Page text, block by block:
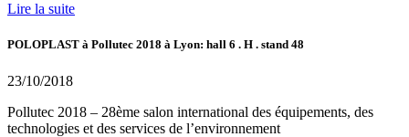
Lire la suite
POLOPLAST à Pollutec 2018 à Lyon: hall 6 . H . stand 48
23/10/2018
Pollutec 2018 – 28ème salon international des équipements, des
technologies et des services de l’environnement